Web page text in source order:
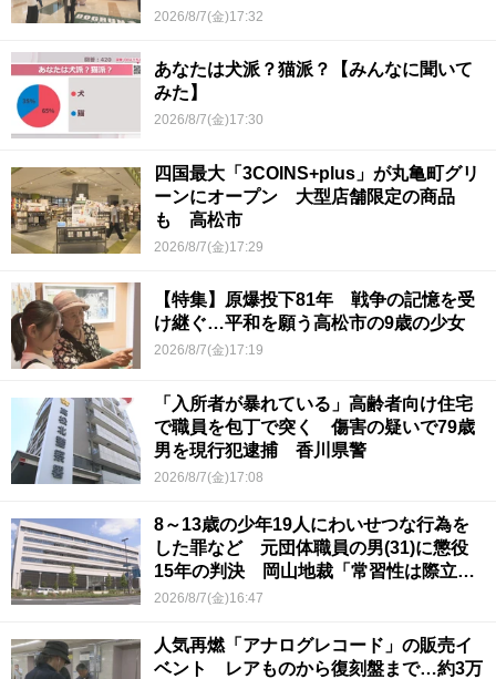
香川県初
2026/8/7(金)17:32
あなたは犬派？猫派？【みんなに聞いて
みた】
2026/8/7(金)17:30
四国最大「3COINS+plus」が丸亀町グリ
ーンにオープン 大型店舗限定の商品
も 高松市
2026/8/7(金)17:29
【特集】原爆投下81年 戦争の記憶を受
け継ぐ…平和を願う高松市の9歳の少女
2026/8/7(金)17:19
「入所者が暴れている」高齢者向け住宅
で職員を包丁で突く 傷害の疑いで79歳
男を現行犯逮捕 香川県警
2026/8/7(金)17:08
8～13歳の少年19人にわいせつな行為を
した罪など 元団体職員の男(31)に懲役
15年の判決 岡山地裁「常習性は際立っ
ていて被害結果も非常に重い」
2026/8/7(金)16:47
人気再燃「アナログレコード」の販売イ
ベント レアものから復刻盤まで…約3万